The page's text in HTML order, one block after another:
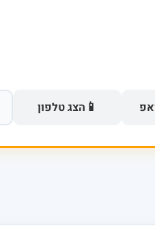
📱 הצג טלפון